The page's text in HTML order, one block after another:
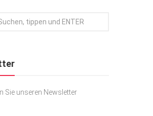
Sie unseren Newsletter